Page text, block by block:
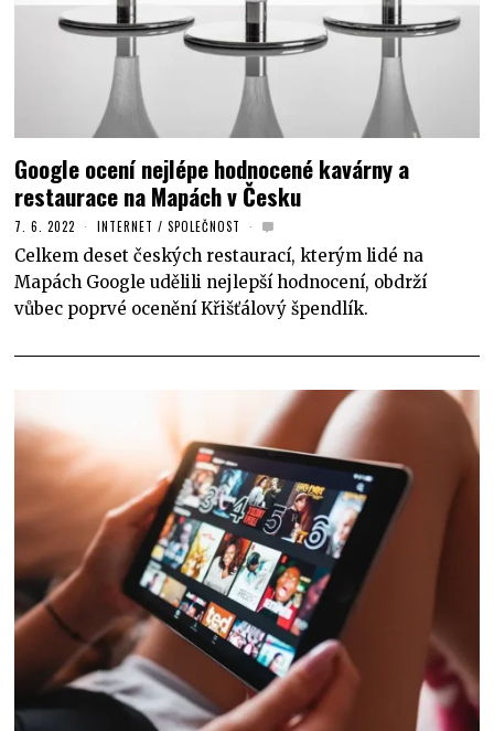
Google ocení nejlépe hodnocené kavárny a
restaurace na Mapách v Česku
7. 6. 2022 INTERNET / SPOLEČNOST
Celkem deset českých restaurací, kterým lidé na
Mapách Google udělili nejlepší hodnocení, obdrží
vůbec poprvé ocenění Křišťálový špendlík.